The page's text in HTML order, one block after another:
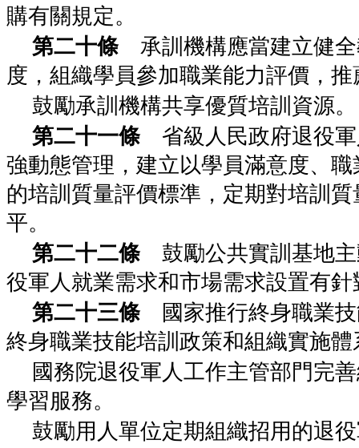
購有關規定。
第二十條
承訓機構應當建立健
度，組織學員參加職業能力評價，
鼓勵承訓機構共享優質培訓資源。
第二十一條
省級人民政府退役
強動態管理，建立以學員滿意度、
的培訓質量評價標準，定期對培訓
平。
第二十二條
鼓勵公共實訓基地
役軍人就業需求和市場需求設置有
第二十三條
國家推行終身職業
終身職業技能培訓政策和組織實施體
國務院退役軍人工作主管部門完
學習服務。
鼓勵用人單位定期組織招用的退